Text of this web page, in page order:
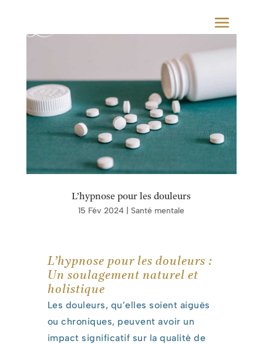
L’hypnose pour les douleurs
15 Fév 2024 |Santé mentale
L’hypnose pour les douleurs :
Un soulagement naturel et
holistique
Les douleurs, qu’elles soient aiguës
ou chroniques, peuvent avoir un
impact significatif sur la qualité de